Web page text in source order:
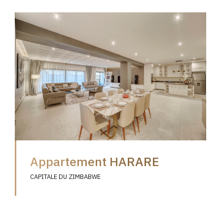
Appartement HARARE
CAPITALE DU ZIMBABWE